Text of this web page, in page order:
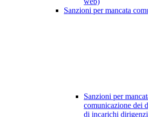
Sanzioni per mancata
Sanzioni per
comunicazione dei
di incarichi